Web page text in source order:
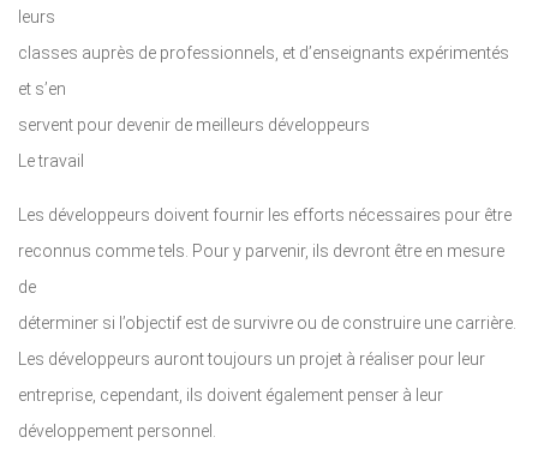
leurs
classes auprès de professionnels, et d’enseignants expérimentés
et s’en
servent pour devenir de meilleurs développeurs
Le travail
Les développeurs doivent fournir les efforts nécessaires pour être
reconnus comme tels. Pour y parvenir, ils devront être en mesure
de
déterminer si l’objectif est de survivre ou de construire une carrière.
Les développeurs auront toujours un projet à réaliser pour leur
entreprise, cependant, ils doivent également penser à leur
développement personnel.